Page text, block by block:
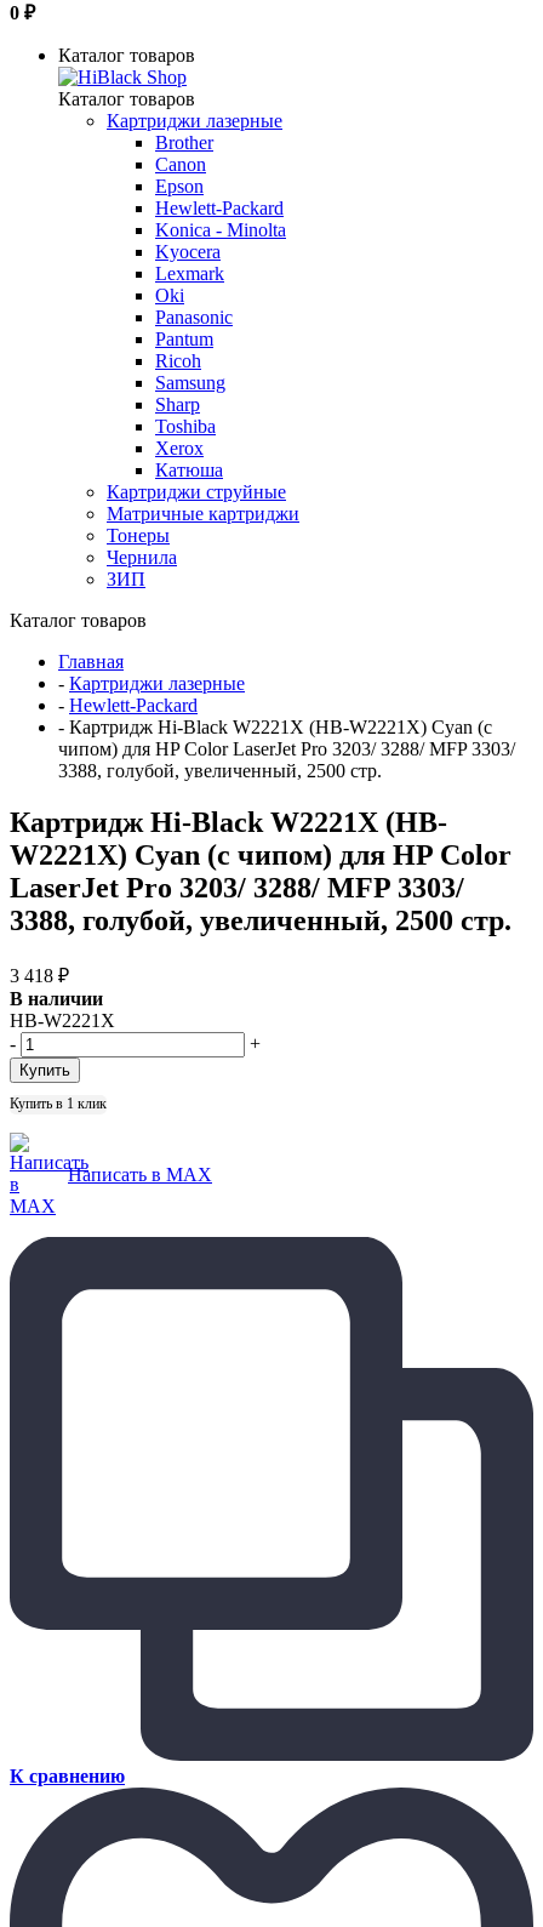
0 ₽
Каталог товаров
Каталог товаров
Картриджи лазерные
Brother
Canon
Epson
Hewlett-Packard
Konica - Minolta
Kyocera
Lexmark
Oki
Panasonic
Pantum
Ricoh
Samsung
Sharp
Toshiba
Xerox
Катюша
Картриджи струйные
Матричные картриджи
Тонеры
Чернила
ЗИП
Каталог товаров
Главная
- Картриджи лазерные
- Hewlett-Packard
- Картридж Hi-Black W2221X (HB-W2221X) Cyan (с
чипом) для HP Color LaserJet Pro 3203/ 3288/ MFP 3303/
3388, голубой, увеличенный, 2500 стр.
Картридж Hi-Black W2221X (HB-
W2221X) Cyan (с чипом) для HP Color
LaserJet Pro 3203/ 3288/ MFP 3303/
3388, голубой, увеличенный, 2500 стр.
3 418 ₽
В наличии
HB-W2221X
-
+
Купить в 1 клик
Написать в MAX
К сравнению